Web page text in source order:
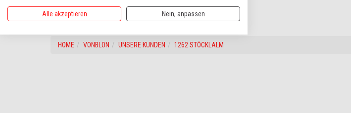
zurück weiter
HOME VONBLON UNSERE KUNDEN 1262 STÖCKLALM
Alle akzeptieren Nein, anpassen